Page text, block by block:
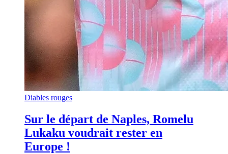
Diables rouges
Sur le départ de Naples, Romelu
Lukaku voudrait rester en
Europe !